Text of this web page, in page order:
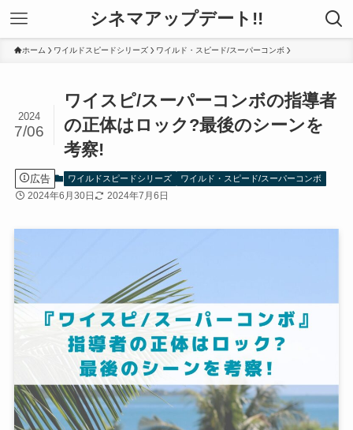
シネマアップデート!!
ホーム ワイルドスピードシリーズ ワイルド・スピード/スーパーコンボ
ワイスピ/スーパーコンボの指導者
の正体はロック?最後のシーンを
考察!
2024
7/06
広告 ワイルドスピードシリーズ ワイルド・スピード/スーパーコンボ
2024年6月30日 2024年7月6日